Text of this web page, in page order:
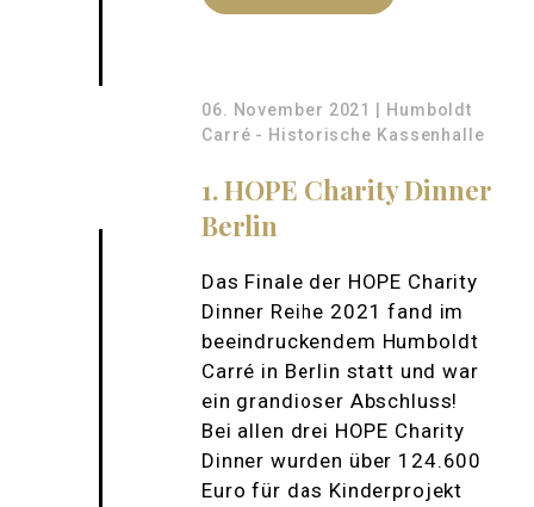
06. November 2021 | Humboldt
Carré - Historische Kassenhalle
1. HOPE Charity Dinner
Berlin
Das Finale der HOPE Charity
Dinner Reihe 2021 fand im
beeindruckendem Humboldt
Carré in Berlin statt und war
ein grandioser Abschluss!
Bei allen drei HOPE Charity
Dinner wurden über 124.600
Euro für das Kinderprojekt